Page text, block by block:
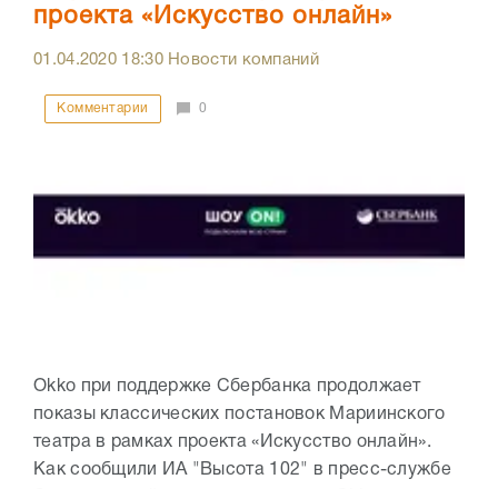
проекта «Искусство онлайн»
01.04.2020 18:30Новости компаний
Комментарии 0
Okko при поддержке Сбербанка продолжает
показы классических постановок Мариинского
театра в рамках проекта «Искусство онлайн».
Как сообщили ИА "Высота 102" в пресс-службе